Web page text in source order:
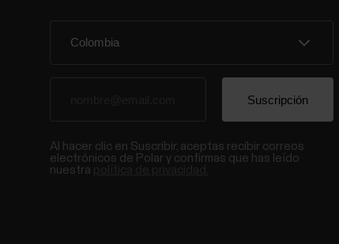
Al hacer clic en Suscribir, aceptas recibir correos
electrónicos de Polar y confirmas que has leído
nuestra